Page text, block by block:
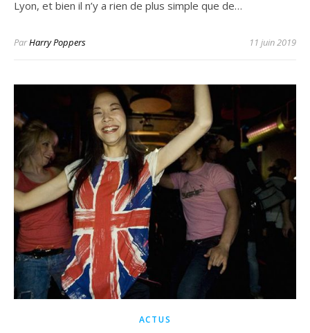
Lyon, et bien il n’y a rien de plus simple que de…
ParHarry Poppers 11 juin 2019
ACTUS